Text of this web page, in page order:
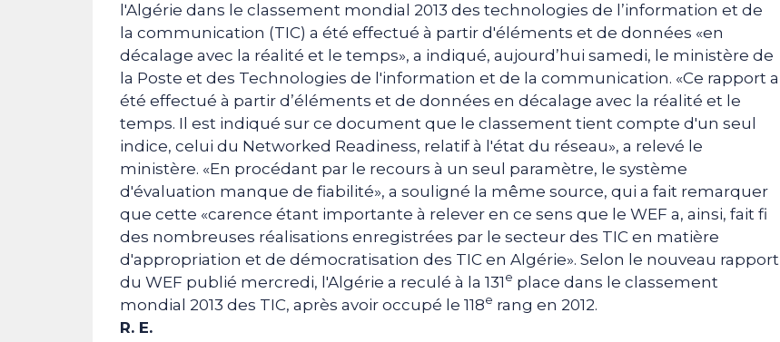
l'Algérie dans le classement mondial 2013 des technologies de l’information et de
la communication (TIC) a été effectué à partir d'éléments et de données «en
décalage avec la réalité et le temps», a indiqué, aujourd’hui samedi, le ministère de
la Poste et des Technologies de l'information et de la communication. «Ce rapport a
été effectué à partir d’éléments et de données en décalage avec la réalité et le
temps. Il est indiqué sur ce document que le classement tient compte d'un seul
indice, celui du Networked Readiness, relatif à l'état du réseau», a relevé le
ministère. «En procédant par le recours à un seul paramètre, le système
d'évaluation manque de fiabilité», a souligné la même source, qui a fait remarquer
que cette «carence étant importante à relever en ce sens que le WEF a, ainsi, fait fi
des nombreuses réalisations enregistrées par le secteur des TIC en matière
d'appropriation et de démocratisation des TIC en Algérie». Selon le nouveau rapport
du WEF publié mercredi, l'Algérie a reculé à la 131 e place dans le classement
mondial 2013 des TIC, après avoir occupé le 118e rang en 2012.
R. E.